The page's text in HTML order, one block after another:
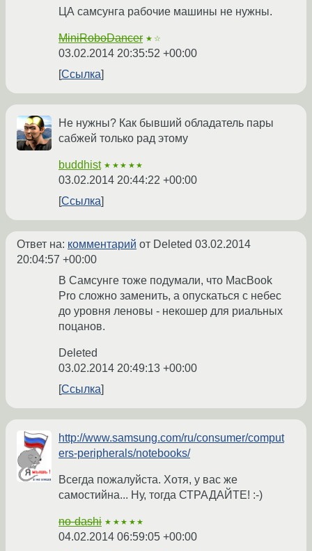
ЦА самсунга рабочие машины не нужны.
MiniRoboDancer ★☆
03.02.2014 20:35:52 +00:00
Ссылка
Не нужны? Как бывший обладатель пары
сабжей только рад этому
buddhist ★★★★★
03.02.2014 20:44:22 +00:00
Ссылка
Ответ на: комментарий от Deleted 03.02.2014
20:04:57 +00:00
В Самсунге тоже подумали, что MacBook
Pro сложно заменить, а опускаться с небес
до уровня леновы - некошер для риальных
поцанов.
Deleted
03.02.2014 20:49:13 +00:00
Ссылка
http://www.samsung.com/ru/consumer/comput
ers-peripherals/notebooks/
Всегда пожалуйста. Хотя, у вас же
самостийна... Ну, тогда СТРАДАЙТЕ! :-)
no-dashi ★★★★★
04.02.2014 06:59:05 +00:00